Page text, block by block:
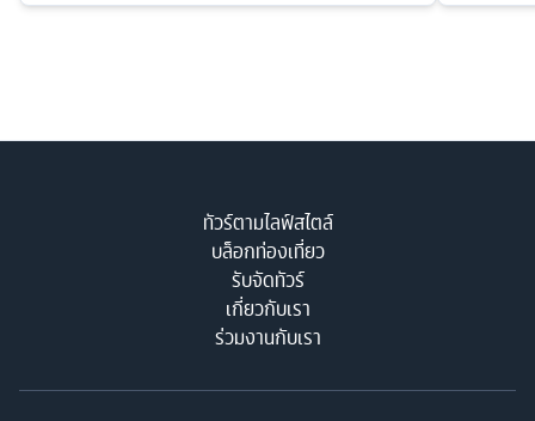
ทัวร์ตามไลฟ์สไตล์
บล็อกท่องเที่ยว
รับจัดทัวร์
เกี่ยวกับเรา
ร่วมงานกับเรา